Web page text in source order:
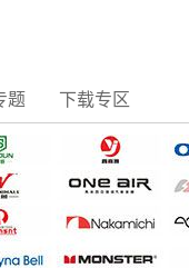
题 下载专区